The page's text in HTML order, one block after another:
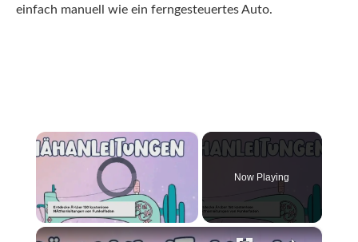
einfach manuell wie ein ferngesteuertes Auto.
×
Video Player is loading.
Unmute
Now Playing
×